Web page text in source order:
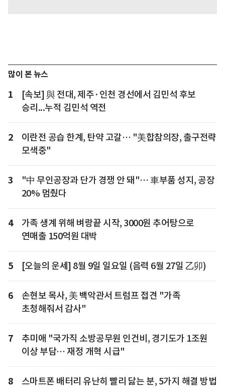
많이 본 뉴스
1
[속보] 與 전대, 제주·인천 경선에서 김민석 후보
승리...누적 김민석 역전
2
이란전 공습 한계, 탄약 고갈… "美합참의장, 출구전략
모색중"
3
"中 무인공장과 단가 경쟁 안 돼"… 車부품 성지, 공장
20% 멈췄다
4
가족 생계 위해 벼랑끝 시작, 3000원 추어탕으로
연매출 150억원 대박
5 [오늘의 운세] 8월 9일 일요일 (음력 6월 27일 乙卯)
6
손현보 목사, 美 백악관서 트럼프 접견 "가족
초청해줘서 감사"
7
추미애 "국가직 소방공무원 인건비, 경기도가 1조원
이상 부담… 재정 개혁 시급"
8 스마트폰 배터리 유난히 빨리 닳는 분, 5가지 해결 방법